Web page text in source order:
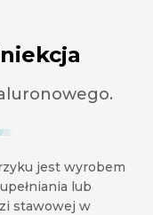
jest wyrobem
lub
stawowej w